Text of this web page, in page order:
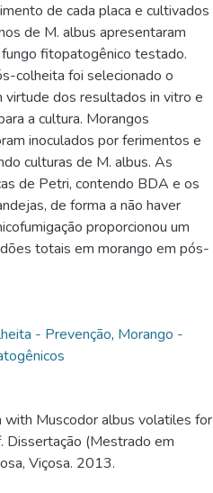
de cada placa e cultivados
de M. albus apresentaram
fitopatogênico testado.
colheita foi selecionado o
dos resultados in vitro e
a cultura. Morangos
inoculados por ferimentos e
culturas de M. albus. As
de Petri, contendo BDA e os
de forma a não haver
proporcionou um
totais em morango em pós-
- Prevenção, Morango -
with Muscodor albus volatiles for
(Mestrado em
Viçosa. 2013.